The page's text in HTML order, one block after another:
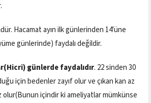
Hacamat ayın ilk günlerinden 14′üne
günlerinde) faydalı değildir.
günlerde faydalıdır. 22 sinden 30
için bedenler zayıf olur ve çıkan kan az
olur(Bunun içindir ki ameliyatlar mümkünse